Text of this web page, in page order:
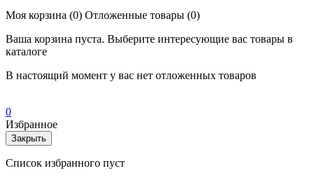
Моя корзина (0) Отложенные товары (0)
Ваша корзина пуста. Выберите интересующие вас товары в
каталоге
В настоящий момент у вас нет отложенных товаров
0
Избранное
Закрыть
Список избранного пуст